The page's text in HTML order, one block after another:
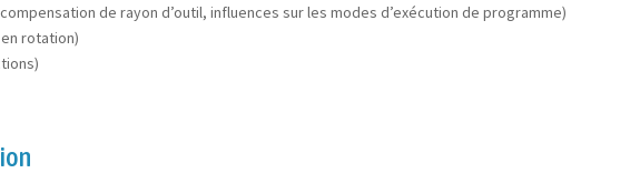
de rayon d’outil, influences sur les modes d’exécution de programme)
rotation)